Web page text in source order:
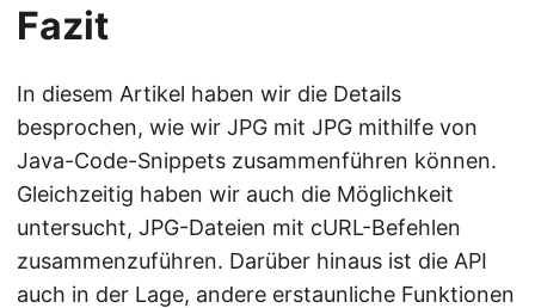
Fazit
In diesem Artikel haben wir die Details
besprochen, wie wir JPG mit JPG mithilfe von
Java-Code-Snippets zusammenführen können.
Gleichzeitig haben wir auch die Möglichkeit
untersucht, JPG-Dateien mit cURL-Befehlen
zusammenzuführen. Darüber hinaus ist die API
auch in der Lage, andere erstaunliche Funktionen